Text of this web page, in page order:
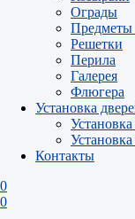
Ограды
Предметы
Решетки
Перила
Галерея
Флюгера
Установка
Контакты
0
0